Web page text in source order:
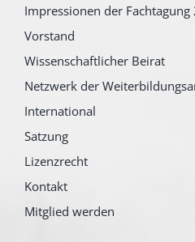
Impressionen der Fachtagung
Vorstand
Wissenschaftlicher Beirat
Netzwerk der
International
Satzung
Lizenzrecht
Kontakt
Mitglied werden